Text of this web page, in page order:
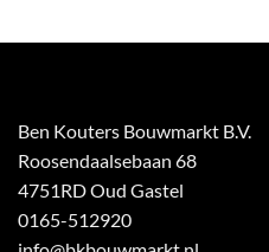
Ben Kouters Bouwmarkt B.V.
Roosendaalsebaan 68
4751RD Oud Gastel
0165-512920